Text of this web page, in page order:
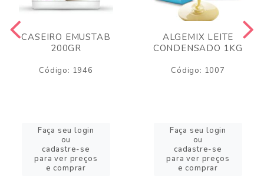
CASEIRO EMUSTAB
200GR
Código: 1946
Faça seu login
ou
cadastre-se
para ver preços
e comprar
ALGEMIX LEITE
CONDENSADO 1KG
Código: 1007
Faça seu login
ou
cadastre-se
para ver preços
e comprar